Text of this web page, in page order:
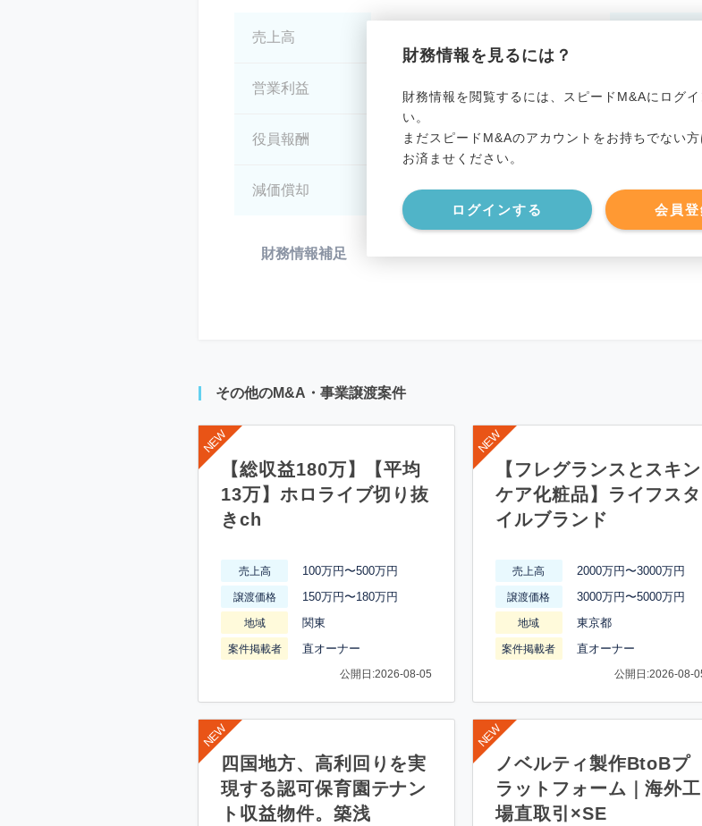
財務情報を見るには？
財務情報を閲覧するには、スピードM&Aにログイ
い。
まだスピードM&Aのアカウントをお持ちでない
お済ませください。
ログインする 会員
売上高
営業利益 ********************
役員報酬 ********************
減価償却 ********************
有利子負債
純資産
現預金
財務情報補足 ********************
その他のM&A・事業譲渡案件
【総収益180万】【平均
13万】ホロライブ切り抜
きch
売上高 100万円〜500万円
譲渡価格 150万円〜180万円
地域 関東
案件掲載者 直オーナー
公開日:2026-08-05
【フレグランスとスキン
ケア化粧品】ライフスタ
イルブランド
売上高 2000万円〜3000万円
譲渡価格 3000万円〜5000万円
地域 東京都
案件掲載者 直オーナー
公開日:2026-08-
四国地方、高利回りを実
現する認可保育園テナン
ト収益物件。築浅
ノベルティ製作BtoBプ
ラットフォーム｜海外工
場直取引×SE